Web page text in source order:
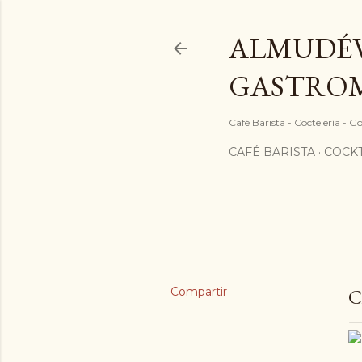
Café Barista - Coctelería -
CAFÉ BARISTA
Compartir